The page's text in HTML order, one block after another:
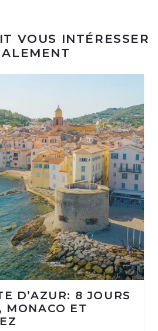
VOUS INTÉRESSER
D’AZUR: 8 JOURS
MONACO ET